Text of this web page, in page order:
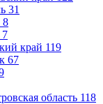
31
8
7
край 119
67
область 118